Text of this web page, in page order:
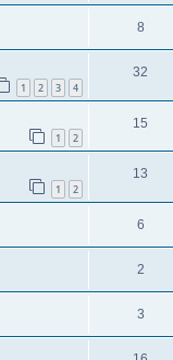
8
1 2 3 4
32
1 2
15
1 2
13
6
2
3